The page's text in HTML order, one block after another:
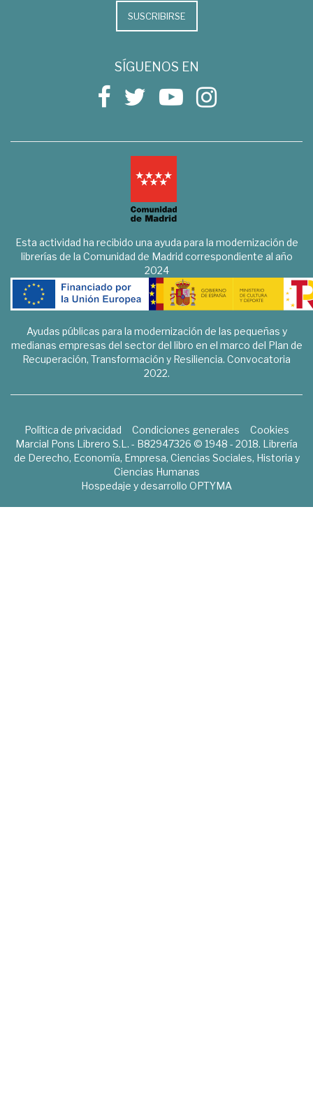
SUSCRIBIRSE
SÍGUENOS EN
Esta actividad ha recibido una ayuda para la modernización de
librerías de la Comunidad de Madrid correspondiente al año
2024
Ayudas públicas para la modernización de las pequeñas y
medianas empresas del sector del libro en el marco del Plan de
Recuperación, Transformación y Resiliencia. Convocatoria
2022.
Política de privacidad Condiciones generales
Cookies
Marcial Pons Librero S.L. - B82947326 © 1948 - 2018. Librería
de Derecho, Economía, Empresa, Ciencias Sociales, Historia y
Ciencias Humanas
Hospedaje y desarrollo OPTYMA